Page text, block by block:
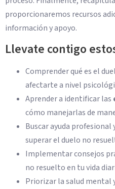
proporcionaremos recursos
información y apoyo.
Llevate contigo
Comprender qué es el
afectarte a nivel
Aprender a identificar las
cómo manejarlas de
Buscar ayuda
superar el duelo no
Implementar consejos
no resuelto en tu vida
Priorizar la salud